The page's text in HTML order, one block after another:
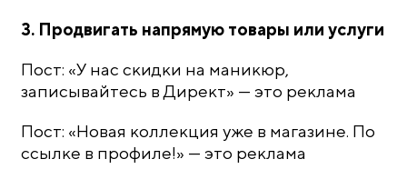
3. Продвигать напрямую товары или услуги
Пост: «У нас скидки на маникюр,
записывайтесь в Директ» — это реклама
Пост: «Новая коллекция уже в магазине. По
ссылке в профиле!» — это реклама